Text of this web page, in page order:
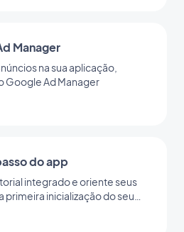
Manager
na sua aplicação,
Google Ad Manager
do app
integrado e oriente seus
primeira inicialização do seu